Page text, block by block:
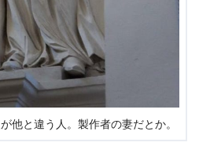
他と違う人。製作者の妻だとか。